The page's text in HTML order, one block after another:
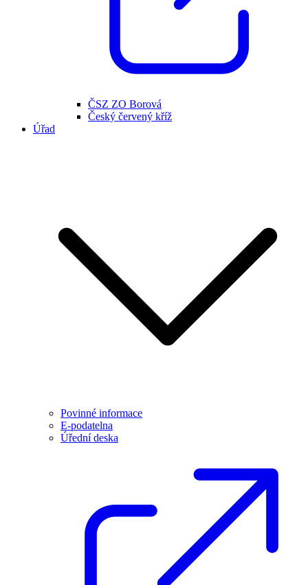
ČSZ ZO Borová
Český červený kříž
Úřad
Povinné informace
E-podatelna
Úřední deska